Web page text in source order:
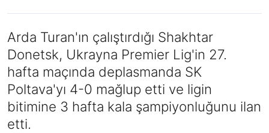
Arda Turan'ın çalıştırdığı Shakhtar
Donetsk, Ukrayna Premier Lig'in 27.
hafta maçında deplasmanda SK
Poltava'yı 4-0 mağlup etti ve ligin
bitimine 3 hafta kala şampiyonluğunu ilan
etti.